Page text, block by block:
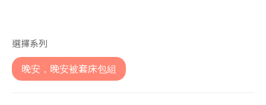
選擇系列
晚安，晚安被套床包組